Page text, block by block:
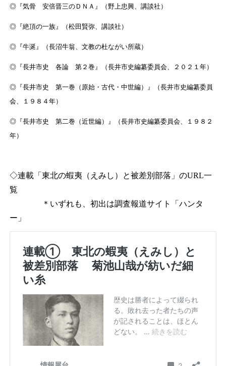
◎『気骨 安倍晋三のＤＮＡ』（野上忠興、講談社）
◎『絶頂の一族』（松田賢弥、講談社）
◎『牛涎』（長沼牛翁、文教の杜ながい所蔵）
◎『長井市史 各論 第２巻』（長井市史編纂委員会、２０２１年）
◎『長井市史 第一巻（原始・古代・中世編）』（長井市史編纂委員
会、１９８４年）
◎『長井市史 第二巻（近世編）』（長井市史編纂委員会、１９８２
年）
◇連載「東北の蝦夷（えみし）と被差別部落」のURL一
覧
＊いずれも、初出は調査報道サイト「ハンタ
ー」